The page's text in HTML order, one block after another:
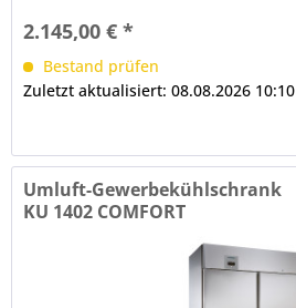
2.145,00 € *
Bestand prüfen
Zuletzt aktualisiert: 08.08.2026 10:10
Umluft-Gewerbekühlschrank
KU 1402 COMFORT